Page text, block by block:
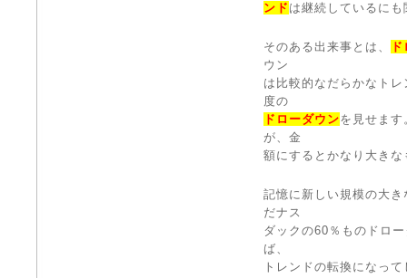
ンド は継続しているに
そのある出来事とは、
ウン
は比較的なだらかなト
度の
ドローダウンを見せます
が、金
額にするとかなり大き
記憶に新しい規模の大
だナス
ダックの60％ものドロ
ば、
トレンドの転換になっ